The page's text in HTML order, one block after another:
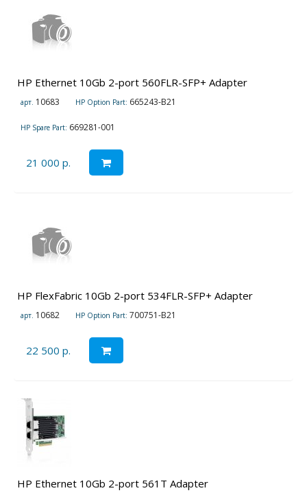
HP Ethernet 10Gb 2-port 560FLR-SFP+ Adapter
арт. 10683 HP Option Part: 665243-B21
HP Spare Part: 669281-001
21 000 р.
HP FlexFabric 10Gb 2-port 534FLR-SFP+ Adapter
арт. 10682 HP Option Part: 700751-B21
22 500 р.
HP Ethernet 10Gb 2-port 561T Adapter